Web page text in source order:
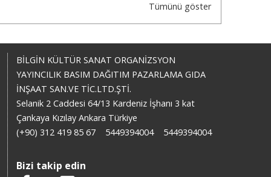
Tümünü göster
BİLGİN KÜLTÜR SANAT ORGANİZSYON
YAYINCILIK BASIM DAĞITIM PAZARLAMA GIDA
İNŞAAT SAN.VE TİC.LTD.ŞTİ.
Selanik 2 Caddesi 64/13 Kardeniz İşhanı 3 kat
Çankaya Kızılay Ankara Türkiye
(+90) 312 419 85 67
5449394004 5449394004
Bizi takip edin